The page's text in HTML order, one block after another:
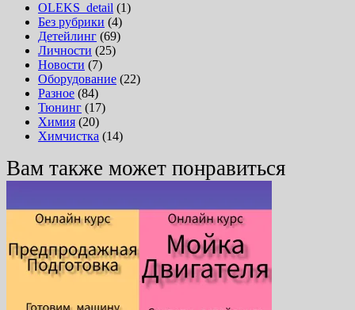
OLEKS_detail (1)
Без рубрики (4)
Детейлинг (69)
Личности (25)
Новости (7)
Оборудование (22)
Разное (84)
Тюнинг (17)
Химия (20)
Химчистка (14)
Вам также может понравиться